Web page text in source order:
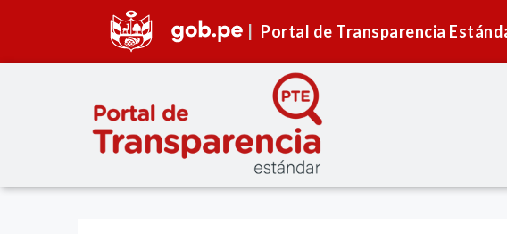
Portal de Transparencia